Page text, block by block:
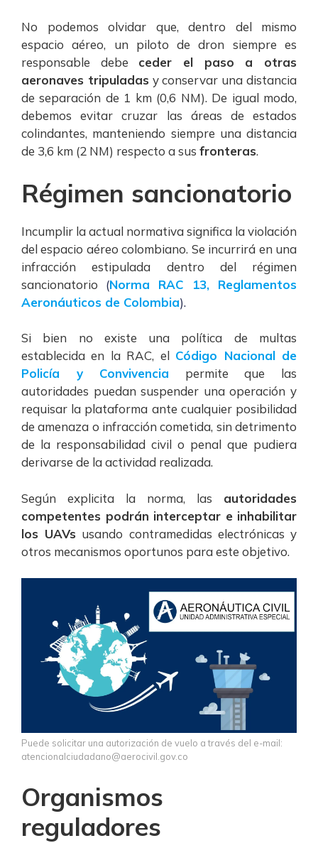
No podemos olvidar que, dentro del mismo
espacio aéreo, un piloto de dron siempre es
responsable debe ceder el paso a otras
aeronaves tripuladas y conservar una distancia
de separación de 1 km (0,6 NM). De igual modo,
debemos evitar cruzar las áreas de estados
colindantes, manteniendo siempre una distancia
de 3,6 km (2 NM) respecto a sus fronteras.
Régimen sancionatorio
Incumplir la actual normativa significa la violación
del espacio aéreo colombiano. Se incurrirá en una
infracción estipulada dentro del régimen
sancionatorio (Norma RAC 13, Reglamentos
Aeronáuticos de Colombia).
Si bien no existe una política de multas
establecida en la RAC, el Código Nacional de
Policía y Convivencia permite que las
autoridades puedan suspender una operación y
requisar la plataforma ante cualquier posibilidad
de amenaza o infracción cometida, sin detrimento
de la responsabilidad civil o penal que pudiera
derivarse de la actividad realizada.
Según explicita la norma, las autoridades
competentes podrán interceptar e inhabilitar
los UAVs usando contramedidas electrónicas y
otros mecanismos oportunos para este objetivo.
Puede solicitar una autorización de vuelo a través del e-mail:
atencionalciudadano@aerocivil.gov.co
Organismos
reguladores